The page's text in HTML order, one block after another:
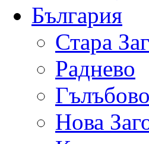
България
Стара
Раднево
Гълъбово
Нова